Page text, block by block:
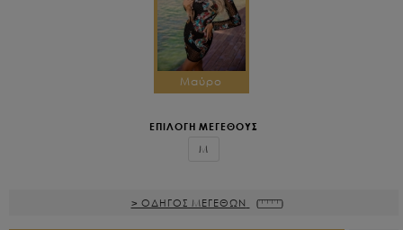
Μαύρο
ΕΠΙΛΟΓΗ ΜΕΓΕΘΟΥΣ
M
> ΟΔΗΓΟΣ ΜΕΓΕΘΩΝ